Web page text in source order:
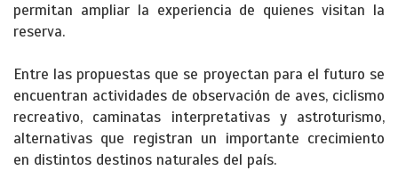
permitan ampliar la experiencia de quienes visitan la
reserva.
Entre las propuestas que se proyectan para el futuro se
encuentran actividades de observación de aves, ciclismo
recreativo, caminatas interpretativas y astroturismo,
alternativas que registran un importante crecimiento
en distintos destinos naturales del país.